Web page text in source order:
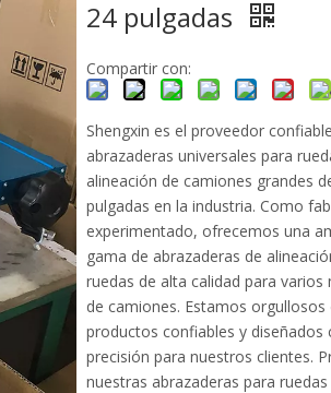
24 pulgadas
Compartir con:
Shengxin es el proveedor
abrazaderas universales para
alineación de camiones grandes
pulgadas en la industria. Como
experimentado, ofrecemos una
gama de abrazaderas de
ruedas de alta calidad para varios
de camiones. Estamos
productos confiables y diseñados
precisión para nuestros clientes.
nuestras abrazaderas para ruedas